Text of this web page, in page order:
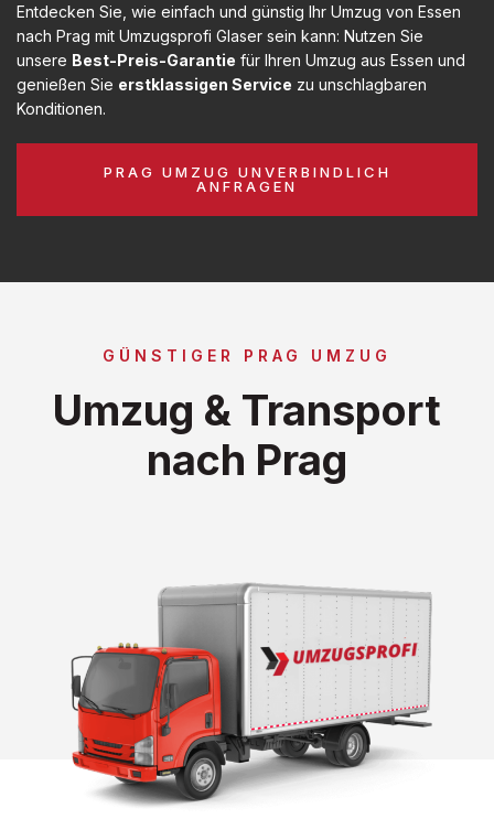
Entdecken Sie, wie einfach und günstig Ihr Umzug von Essen
nach Prag mit Umzugsprofi Glaser sein kann: Nutzen Sie
unsere Best-Preis-Garantie für Ihren Umzug aus Essen und
genießen Sie erstklassigen Service zu unschlagbaren
Konditionen.
PRAG UMZUG UNVERBINDLICH
ANFRAGEN
GÜNSTIGER PRAG UMZUG
Umzug & Transport
nach Prag